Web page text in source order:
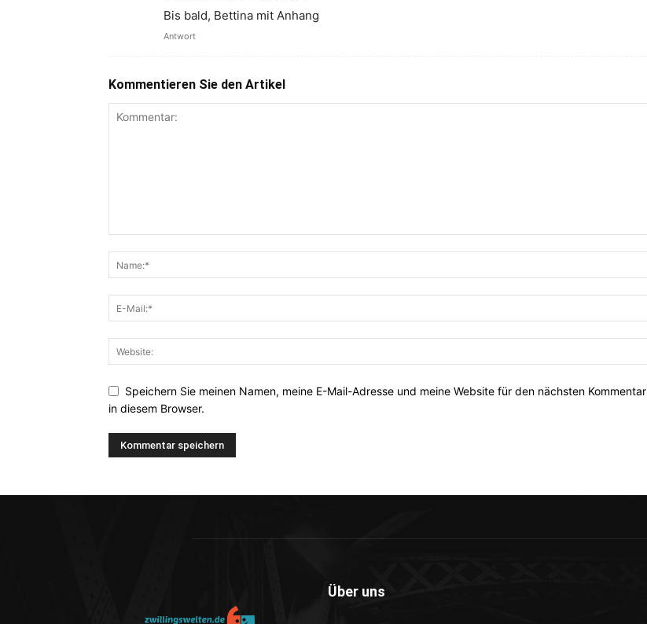
Bis bald, Bettina mit Anhang
Antwort
Kommentieren Sie den Artikel
Speichern Sie meinen Namen, meine E-Mail-Adresse und meine Website für den nächsten Kommentar
in diesem Browser.
Über uns